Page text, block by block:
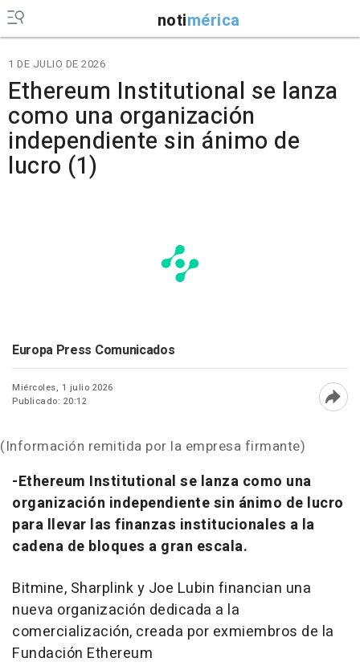
notimérica
1 DE JULIO DE 2026
Ethereum Institutional se lanza
como una organización
independiente sin ánimo de
lucro (1)
Europa Press Comunicados
Miércoles, 1 julio 2026
Publicado: 20:12
(Información remitida por la empresa firmante)
-Ethereum Institutional se lanza como una
organización independiente sin ánimo de lucro
para llevar las finanzas institucionales a la
cadena de bloques a gran escala.
Bitmine, Sharplink y Joe Lubin financian una
nueva organización dedicada a la
comercialización, creada por exmiembros de la
Fundación Ethereum